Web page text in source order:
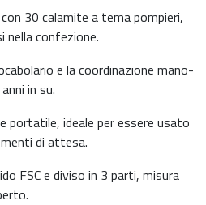
30 calamite a tema pompieri,
nella confezione.
e la coordinazione mano-
in su.
portatile, ideale per essere usato
di attesa.
FSC e diviso in 3 parti, misura